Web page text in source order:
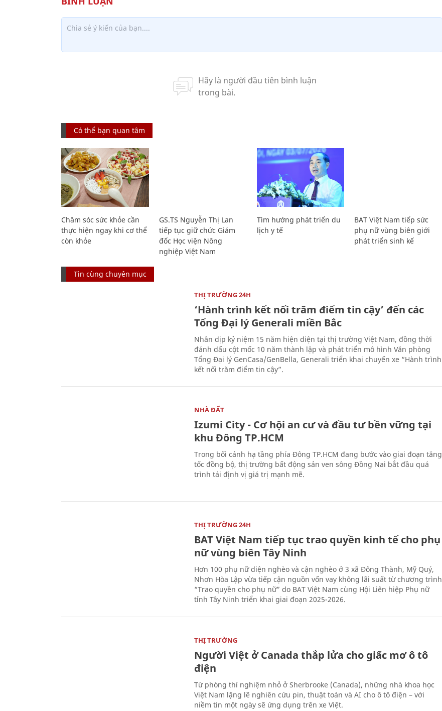
Có thể bạn quan tâm
Chăm sóc sức khỏe cần
thực hiện ngay khi cơ thể
còn khỏe
GS.TS Nguyễn Thị Lan
tiếp tục giữ chức Giám
đốc Học viện Nông
nghiệp Việt Nam
Tìm hướng phát triển du
lịch y tế
BAT Việt Nam tiếp sức
phụ nữ vùng biên giới
phát triển sinh kế
Tin cùng chuyên mục
THỊ TRƯỜNG 24H
‘Hành trình kết nối trăm điểm tin cậy’ đến các
Tổng Đại lý Generali miền Bắc
Nhân dịp kỷ niệm 15 năm hiện diện tại thị trường Việt Nam, đồng thời
đánh dấu cột mốc 10 năm thành lập và phát triển mô hình Văn phòng
Tổng Đại lý GenCasa/GenBella, Generali triển khai chuyến xe “Hành trình
kết nối trăm điểm tin cậy”.
NHÀ ĐẤT
Izumi City - Cơ hội an cư và đầu tư bền vững tại
khu Đông TP.HCM
Trong bối cảnh hạ tầng phía Đông TP.HCM đang bước vào giai đoạn tăng
tốc đồng bộ, thị trường bất động sản ven sông Đồng Nai bắt đầu quá
trình tái định vị giá trị mạnh mẽ.
THỊ TRƯỜNG 24H
BAT Việt Nam tiếp tục trao quyền kinh tế cho phụ
nữ vùng biên Tây Ninh
Hơn 100 phụ nữ diện nghèo và cận nghèo ở 3 xã Đông Thành, Mỹ Quý,
Nhơn Hòa Lập vừa tiếp cận nguồn vốn vay không lãi suất từ chương trình
“Trao quyền cho phụ nữ” do BAT Việt Nam cùng Hội Liên hiệp Phụ nữ
tỉnh Tây Ninh triển khai giai đoạn 2025-2026.
THỊ TRƯỜNG
Người Việt ở Canada thắp lửa cho giấc mơ ô tô
điện
Từ phòng thí nghiệm nhỏ ở Sherbrooke (Canada), những nhà khoa học
Việt Nam lặng lẽ nghiên cứu pin, thuật toán và AI cho ô tô điện – với
niềm tin một ngày sẽ ứng dụng trên xe Việt.